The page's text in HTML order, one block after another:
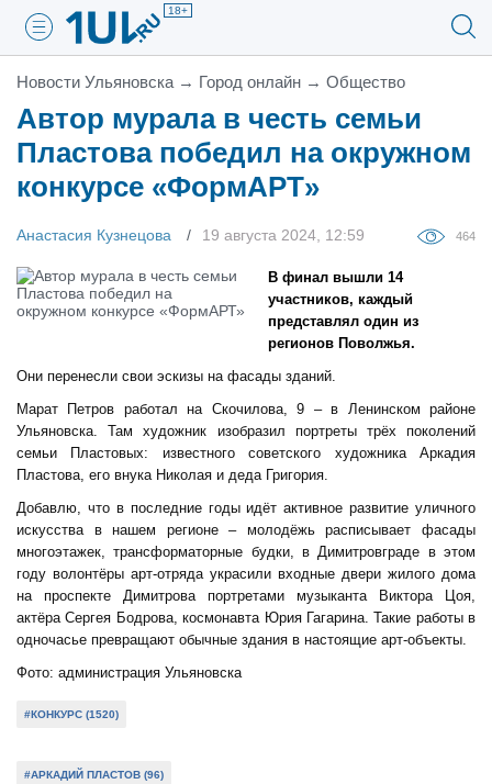
18+
Новости Ульяновска → Город онлайн → Общество
Автор мурала в честь семьи
Пластова победил на окружном
конкурсе «ФормАРТ»
Анастасия Кузнецова 19 августа 2024, 12:59 464
В финал вышли 14
участников, каждый
представлял один из
регионов Поволжья.
Они перенесли свои эскизы на фасады зданий.
Марат Петров работал на Скочилова, 9 – в Ленинском районе
Ульяновска. Там художник изобразил портреты трёх поколений
семьи Пластовых: известного советского художника Аркадия
Пластова, его внука Николая и деда Григория.
Добавлю, что в последние годы идёт активное развитие уличного
искусства в нашем регионе – молодёжь расписывает фасады
многоэтажек, трансформаторные будки, в Димитровграде в этом
году волонтёры арт-отряда украсили входные двери жилого дома
на проспекте Димитрова портретами музыканта Виктора Цоя,
актёра Сергея Бодрова, космонавта Юрия Гагарина. Такие работы в
одночасье превращают обычные здания в настоящие арт-объекты.
Фото: администрация Ульяновска
#КОНКУРС (1520)
#АРКАДИЙ ПЛАСТОВ (96)